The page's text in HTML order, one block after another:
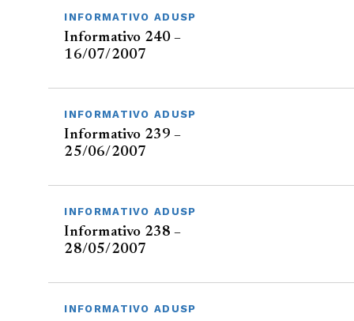
INFORMATIVO ADUSP
Informativo 240 –
16/07/2007
INFORMATIVO ADUSP
Informativo 239 –
25/06/2007
INFORMATIVO ADUSP
Informativo 238 –
28/05/2007
INFORMATIVO ADUSP